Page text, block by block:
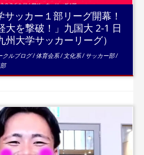
サッカー１部リーグ開幕！
大を撃破！」九国大 2-1 日
州大学サッカーリーグ）
クルブログ/体育会系/ 文化系/ サッカー部/